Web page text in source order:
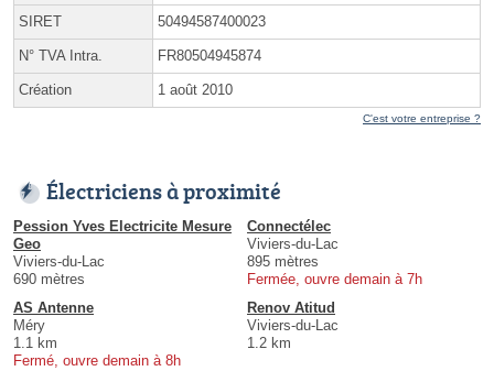
SIRET 50494587400023
N° TVA Intra. FR80504945874
Création 1 août 2010
C'est votre entreprise ?
Électriciens à proximité
Pession Yves Electricite Mesure
Geo
Viviers-du-Lac
690 mètres
Connectélec
Viviers-du-Lac
895 mètres
Fermée, ouvre demain à 7h
AS Antenne
Méry
1.1 km
Fermé, ouvre demain à 8h
Renov Atitud
Viviers-du-Lac
1.2 km